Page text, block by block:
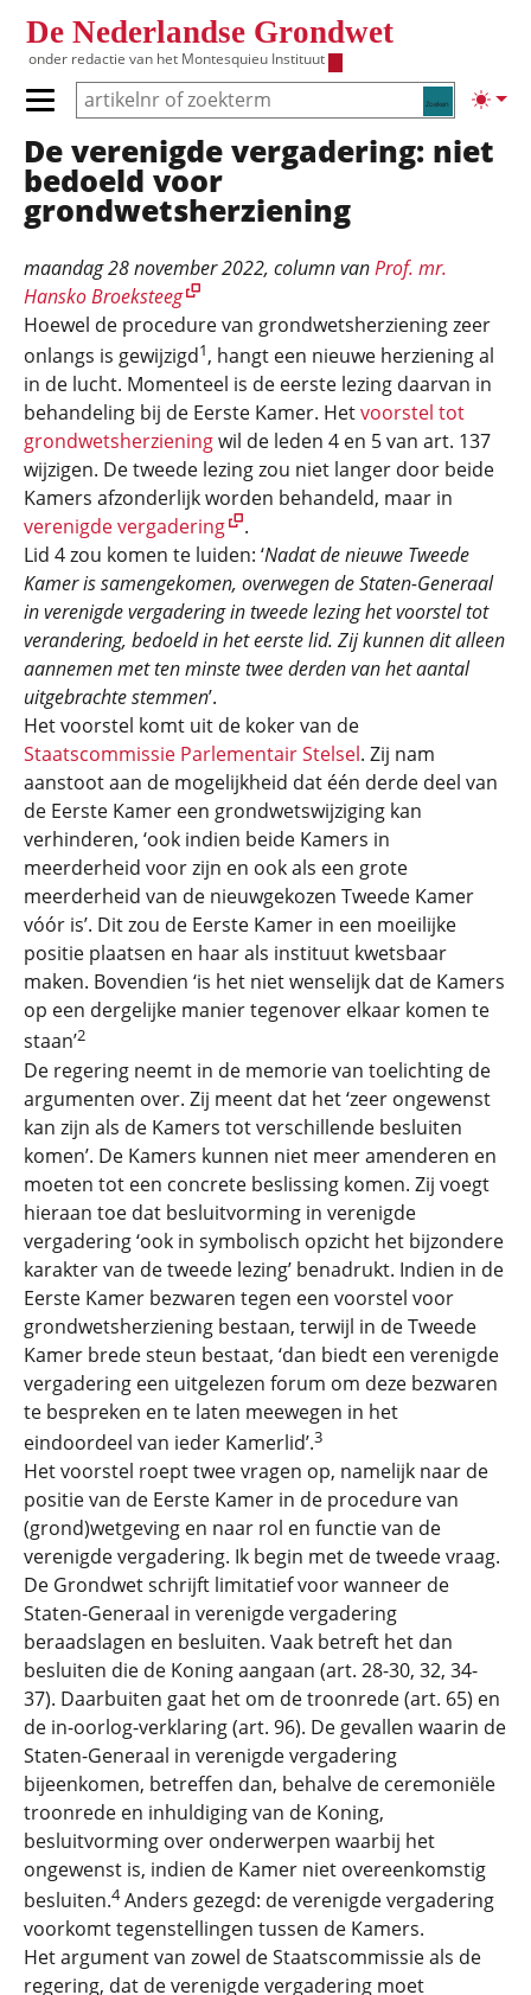
De Nederlandse Grondwet
onder redactie van het Montesquieu Instituut
Zoeken
Primair menu tonen/verbergen
Hoofdnavigatie
De verenigde vergadering: niet
bedoeld voor
grondwetsherziening
maandag 28 november 2022, column vanProf. mr.
Hansko Broeksteeg
Hoewel de procedure van grondwetsherziening zeer
onlangs is gewijzigd1, hangt een nieuwe herziening al
in de lucht. Momenteel is de eerste lezing daarvan in
behandeling bij de Eerste Kamer. Hetvoorstel tot
grondwetsherzieningwil de leden 4 en 5 van art. 137
wijzigen. De tweede lezing zou niet langer door beide
Kamers afzonderlijk worden behandeld, maar in
verenigde vergadering
.
Lid 4 zou komen te luiden: ‘Nadat de nieuwe Tweede
Kamer is samengekomen, overwegen de Staten-Generaal
in verenigde vergadering in tweede lezing het voorstel tot
verandering, bedoeld in het eerste lid. Zij kunnen dit alleen
aannemen met ten minste twee derden van het aantal
uitgebrachte stemmen’.
Het voorstel komt uit de koker van de
Staatscommissie Parlementair Stelsel. Zij nam
aanstoot aan de mogelijkheid dat één derde deel van
de Eerste Kamer een grondwetswijziging kan
verhinderen, ‘ook indien beide Kamers in
meerderheid voor zijn en ook als een grote
meerderheid van de nieuwgekozen Tweede Kamer
vóór is’. Dit zou de Eerste Kamer in een moeilijke
positie plaatsen en haar als instituut kwetsbaar
maken. Bovendien ‘is het niet wenselijk dat de Kamers
op een dergelijke manier tegenover elkaar komen te
staan’2
De regering neemt in de memorie van toelichting de
argumenten over. Zij meent dat het ‘zeer ongewenst
kan zijn als de Kamers tot verschillende besluiten
komen’. De Kamers kunnen niet meer amenderen en
moeten tot een concrete beslissing komen. Zij voegt
hieraan toe dat besluitvorming in verenigde
vergadering ‘ook in symbolisch opzicht het bijzondere
karakter van de tweede lezing’ benadrukt. Indien in de
Eerste Kamer bezwaren tegen een voorstel voor
grondwetsherziening bestaan, terwijl in de Tweede
Kamer brede steun bestaat, ‘dan biedt een verenigde
vergadering een uitgelezen forum om deze bezwaren
te bespreken en te laten meewegen in het
eindoordeel van ieder Kamerlid’.3
Het voorstel roept twee vragen op, namelijk naar de
positie van de Eerste Kamer in de procedure van
(grond)wetgeving en naar rol en functie van de
verenigde vergadering. Ik begin met de tweede vraag.
De Grondwet schrijft limitatief voor wanneer de
Staten-Generaal in verenigde vergadering
beraadslagen en besluiten. Vaak betreft het dan
besluiten die de Koning aangaan (art. 28-30, 32, 34-
37). Daarbuiten gaat het om de troonrede (art. 65) en
de in-oorlog-verklaring (art. 96). De gevallen waarin de
Staten-Generaal in verenigde vergadering
bijeenkomen, betreffen dan, behalve de ceremoniële
troonrede en inhuldiging van de Koning,
besluitvorming over onderwerpen waarbij het
ongewenst is, indien de Kamer niet overeenkomstig
besluiten.4Anders gezegd: de verenigde vergadering
voorkomt tegenstellingen tussen de Kamers.
Het argument van zowel de Staatscommissie als de
regering, dat de verenigde vergadering moet